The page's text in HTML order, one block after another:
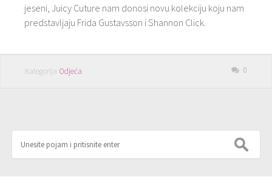
jeseni, Juicy Cuture nam donosi novu kolekciju koju nam
predstavljaju Frida Gustavsson i Shannon Click.
Kategorija Odjeća 0